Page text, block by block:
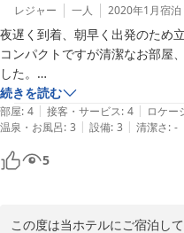
お客様のまたのご利用お待ちし
2020-09-26
レジャー 一人 2020年1月宿泊
夜遅く到着、朝早く出発のため
コンパクトですが清潔なお部屋
した。
夜遅くのチェックインでしたが
たかったです。
続きを読む
部屋: 4 | 接客・サービス: 4 | ロケー
温泉・お風呂: 3 | 設備: 3 | 清潔さ: -
5
この度は当ホテルにご宿泊し